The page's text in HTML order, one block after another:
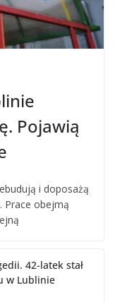
Pojawią
i doposażą
Prace obejmą
42-latek stał
w Lublinie